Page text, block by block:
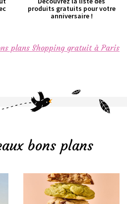
produits gratuits pour votre
anniversaire !
plans Shopping gratuit à Paris
bons plans